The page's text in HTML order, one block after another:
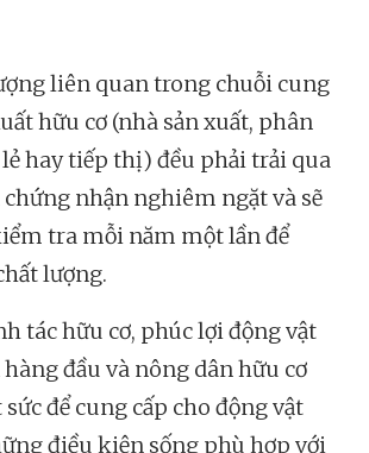
liên quan trong chuỗi cung
hữu cơ (nhà sản xuất, phân
hay tiếp thị) đều phải trải qua
nhận nghiêm ngặt và sẽ
tra mỗi năm một lần để
lượng.
tác hữu cơ, phúc lợi động vật
đầu và nông dân hữu cơ
để cung cấp cho động vật
điều kiện sống phù hợp với